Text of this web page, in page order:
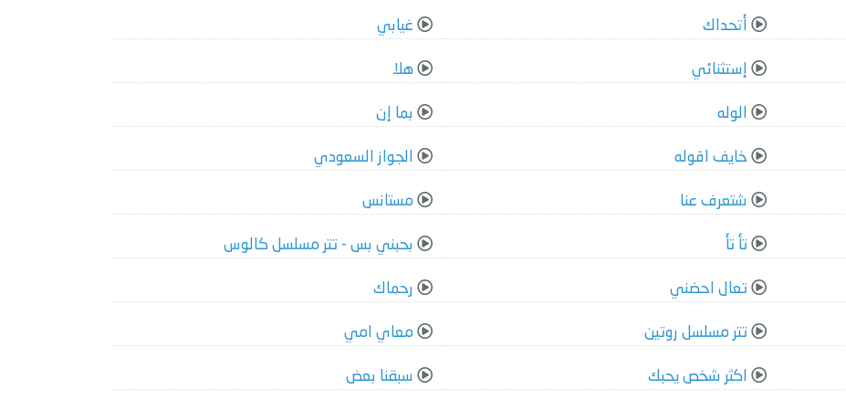
أتحداك غيابي
إستثنائي هلا
الوله بما إن
خايف اقوله الجواز السعودي
شتعرف عنا مستانس
تأ تأ بحبني بس - تتر مسلسل كالوس
تعال احضني رحماك
تتر مسلسل روتين معاي امي
اكثر شخص يحبك سبقنا بعض